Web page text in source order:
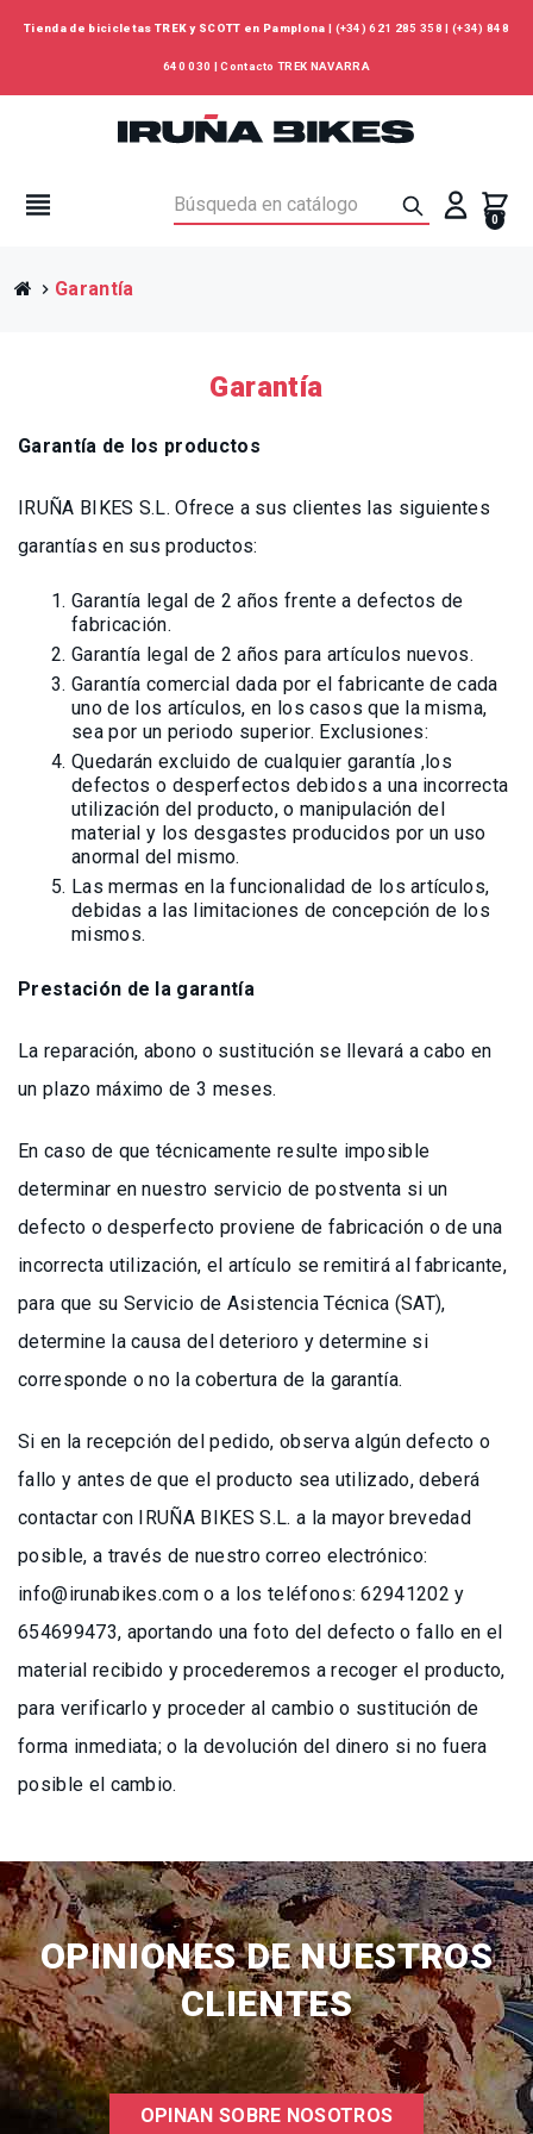
Tienda de bicicletas TREK y SCOTT en Pamplona | (+34) 621 285 358 | (+34) 848
640 030 |Contacto TREK NAVARRA
view_headline 0
chevron_right Garantía
Garantía
Garantía de los productos
IRUÑA BIKES S.L. Ofrece a sus clientes las siguientes
garantías en sus productos:
Garantía legal de 2 años frente a defectos de
fabricación.
Garantía legal de 2 años para artículos nuevos.
Garantía comercial dada por el fabricante de cada
uno de los artículos, en los casos que la misma,
sea por un periodo superior. Exclusiones:
Quedarán excluido de cualquier garantía ,los
defectos o desperfectos debidos a una incorrecta
utilización del producto, o manipulación del
material y los desgastes producidos por un uso
anormal del mismo.
Las mermas en la funcionalidad de los artículos,
debidas a las limitaciones de concepción de los
mismos.
Prestación de la garantía
La reparación, abono o sustitución se llevará a cabo en
un plazo máximo de 3 meses.
En caso de que técnicamente resulte imposible
determinar en nuestro servicio de postventa si un
defecto o desperfecto proviene de fabricación o de una
incorrecta utilización, el artículo se remitirá al fabricante,
para que su Servicio de Asistencia Técnica (SAT),
determine la causa del deterioro y determine si
corresponde o no la cobertura de la garantía.
Si en la recepción del pedido, observa algún defecto o
fallo y antes de que el producto sea utilizado, deberá
contactar con IRUÑA BIKES S.L. a la mayor brevedad
posible, a través de nuestro correo electrónico:
info@irunabikes.com o a los teléfonos: 62941202 y
654699473, aportando una foto del defecto o fallo en el
material recibido y procederemos a recoger el producto,
para verificarlo y proceder al cambio o sustitución de
forma inmediata; o la devolución del dinero si no fuera
posible el cambio.
OPINIONES DE NUESTROS
CLIENTES
OPINAN SOBRE NOSOTROS